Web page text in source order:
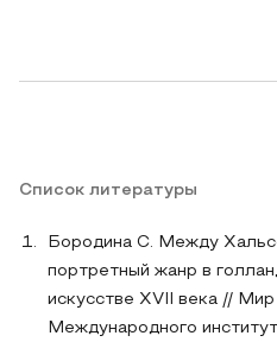
Список литературы
Бородина С. Между
портретный жанр в
искусстве XVII века // Мир
Международного